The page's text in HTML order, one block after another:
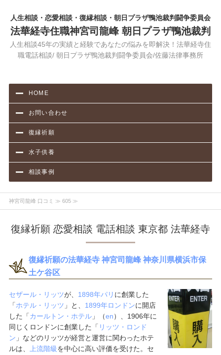
人生相談・恋愛相談・復縁相談・朝日プラザ鴨池裁判闘争委員会
法華経寺住職神宮司龍峰 朝日プラザ鴨池裁判
人生相談45年の実績と経験であなたの悩みを即解決！法華経寺住
職電話相談/ 朝日プラザ鴨池裁判闘争委員会/佐藤法律事務所
HOME
お問い合わせ
復縁祈願
水子供養
相談事例
神宮司龍峰 口コミ ≫ 605 ≫
復縁祈願 恋愛相談 電話相談 東京都 法華経寺
復縁祈願の法華経寺 神宮司龍峰 神奈川県横浜市保
土ケ谷区
セザール・リッツが、 1898年パリ に創業した
「ホテル・リッツ 」と、 1899年ロンドンに開店
した「カールトン・ホテル」（en）、1906年に
同じくロンドンに創業した「 リッツ・ロンド
ン 」などのリッツが経営と運営に関わったホテ
ルは、
上流階級を中心に高い評価を受けた。セ